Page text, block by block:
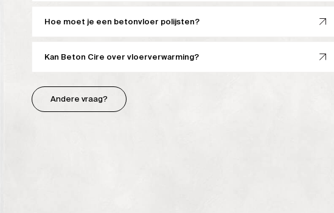
Hoe moet je een betonvloer polijsten?
Kan Beton Cire over vloerverwarming?
Andere vraag?